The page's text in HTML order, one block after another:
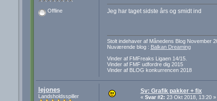
Offline Jeg har taget sidste års og smidt ind
Stolt indehaver af Månedens Blog November
Nuværende blog : Balkan Dreaming
Vinder af FMFreaks Ligaen 14/15.
Vinder af FMF udfordre dig 2015
Vinder af BLOG konkurrencen 2018
lejones
Landsholdsspiller
Sv: Grafik pakker + fix
« Svar #2: 23 Okt 2018, 13:20 »